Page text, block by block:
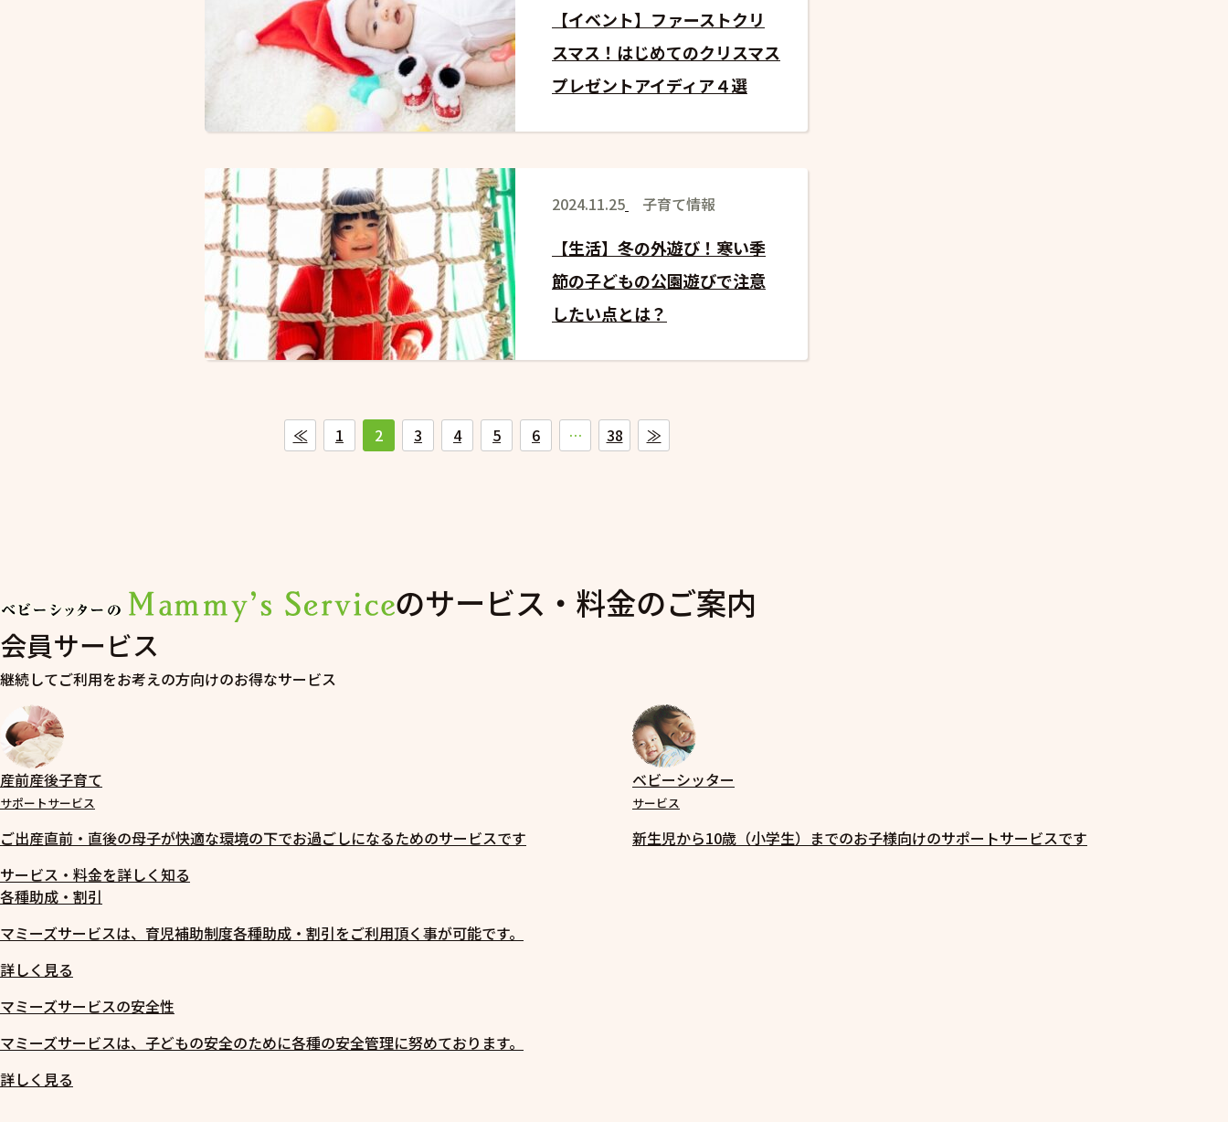
【イベント】ファーストクリ
スマス！はじめてのクリスマス
プレゼントアイディア４選
2024.11.25 子育て情報
【生活】冬の外遊び！寒い季
節の子どもの公園遊びで注意
したい点とは？
≪ 1 2 3 4 5 6 … 38 ≫
のサービス・料金のご案内
会員サービス
継続してご利用をお考えの方向けのお得なサービス
産前産後子育て
サポートサービス
ご出産直前・直後の母子が快適な環境の下でお過ごしになるためのサービスです
ベビーシッター
サービス
新生児から10歳（小学生）までのお子様向けのサポートサービスです
サービス・料金を詳しく知る
各種助成・割引
マミーズサービスは、育児補助制度各種助成・割引をご利用頂く事が可能です。
詳しく見る
マミーズサービスの安全性
マミーズサービスは、子どもの安全のために各種の安全管理に努めております。
詳しく見る